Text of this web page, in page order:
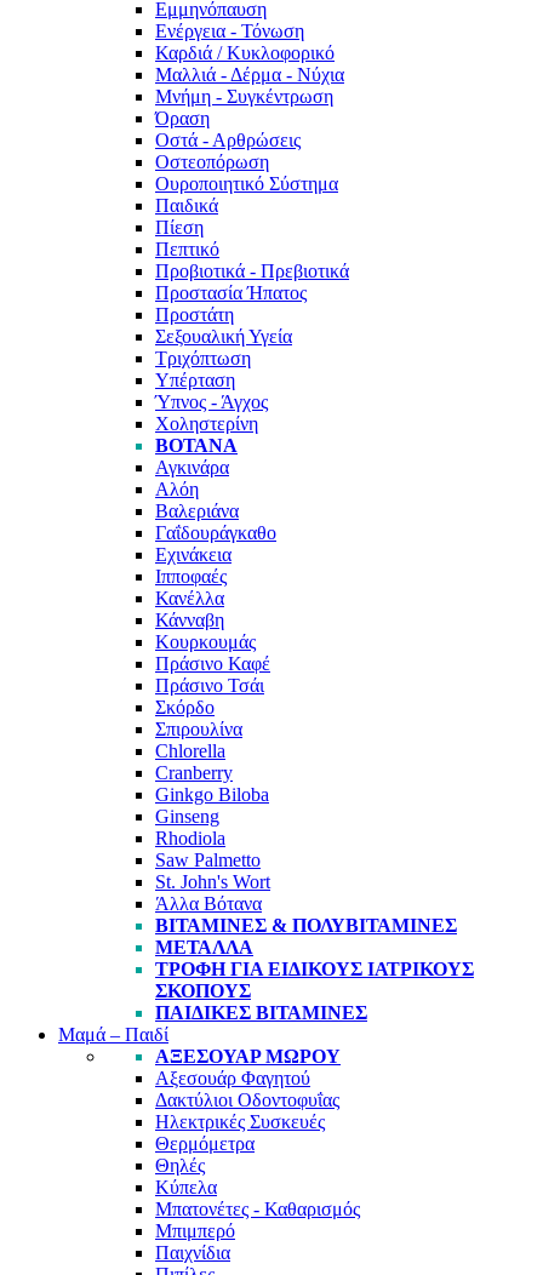
Εμμηνόπαυση
Ενέργεια - Τόνωση
Καρδιά / Κυκλοφορικό
Μαλλιά - Δέρμα - Νύχια
Μνήμη - Συγκέντρωση
Όραση
Οστά - Αρθρώσεις
Οστεοπόρωση
Ουροποιητικό Σύστημα
Παιδικά
Πίεση
Πεπτικό
Προβιοτικά - Πρεβιοτικά
Προστασία Ήπατος
Προστάτη
Σεξουαλική Υγεία
Τριχόπτωση
Υπέρταση
Ύπνος - Άγχος
Χοληστερίνη
ΒΟΤΑΝΑ
Αγκινάρα
Αλόη
Βαλεριάνα
Γαΐδουράγκαθο
Εχινάκεια
Ιπποφαές
Κανέλλα
Κάνναβη
Κουρκουμάς
Πράσινο Καφέ
Πράσινο Τσάι
Σκόρδο
Σπιρουλίνα
Chlorella
Cranberry
Ginkgo Biloba
Ginseng
Rhodiola
Saw Palmetto
St. John's Wort
Άλλα Βότανα
ΒΙΤΑΜΙΝΕΣ & ΠΟΛΥΒΙΤΑΜΙΝΕΣ
ΜΕΤΑΛΛΑ
ΤΡΟΦΗ ΓΙΑ ΕΙΔΙΚΟΥΣ ΙΑΤΡΙΚΟΥΣ
ΣΚΟΠΟΥΣ
ΠΑΙΔΙΚΕΣ ΒΙΤΑΜΙΝΕΣ
Μαμά – Παιδί
ΑΞΕΣΟΥΑΡ ΜΩΡΟΥ
Αξεσουάρ Φαγητού
Δακτύλιοι Οδοντοφυΐας
Ηλεκτρικές Συσκευές
Θερμόμετρα
Θηλές
Κύπελα
Μπατονέτες - Καθαρισμός
Μπιμπερό
Παιχνίδια